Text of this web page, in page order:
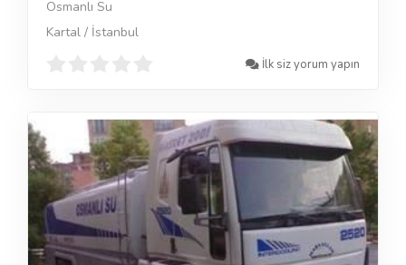
Osmanlı Su
Kartal / İstanbul
İlk siz yorum yapın